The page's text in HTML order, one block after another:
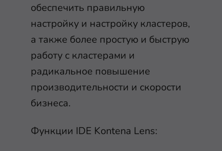
обеспечить правильную
настройку и настройку кластеров,
а также более простую и быструю
работу с кластерами и
радикальное повышение
производительности и скорости
бизнеса.
Функции IDE Kontena Lens: